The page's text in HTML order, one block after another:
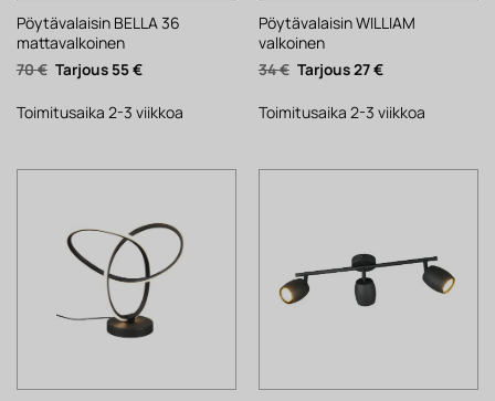
Pöytävalaisin BELLA 36
mattavalkoinen
70€ Alkuperäinen
hinta
70 €.
55€Nykyinen
55 €.
Toimitusaika 2-3 viikkoa
Pöytävalaisin WILLIAM
valkoinen
34€ Alkuperäinen
hinta
34 €.
27€Nykyinen
27 €.
Toimitusaika 2-3 viikkoa